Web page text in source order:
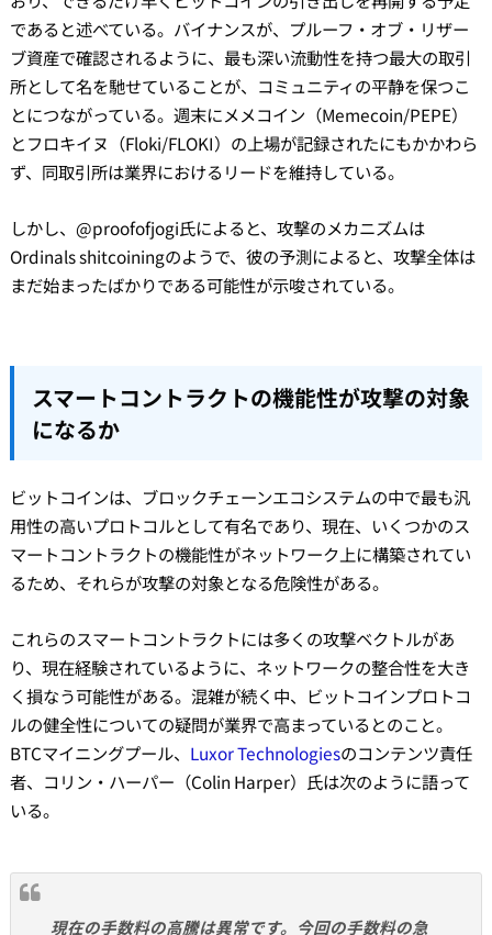
であると述べている。バイナンスが、プルーフ・オブ・リザー
ブ資産で確認されるように、最も深い流動性を持つ最大の取引
所として名を馳せていることが、コミュニティの平静を保つこ
とにつながっている。週末にメメコイン（Memecoin/PEPE）
とフロキイヌ（Floki/FLOKI）の上場が記録されたにもかかわら
ず、同取引所は業界におけるリードを維持している。
しかし、@proofofjogi氏によると、攻撃のメカニズムは
Ordinals shitcoiningのようで、彼の予測によると、攻撃全体は
まだ始まったばかりである可能性が示唆されている。
スマートコントラクトの機能性が攻撃の対象
になるか
ビットコインは、ブロックチェーンエコシステムの中で最も汎
用性の高いプロトコルとして有名であり、現在、いくつかのス
マートコントラクトの機能性がネットワーク上に構築されてい
るため、それらが攻撃の対象となる危険性がある。
これらのスマートコントラクトには多くの攻撃ベクトルがあ
り、現在経験されているように、ネットワークの整合性を大き
く損なう可能性がある。混雑が続く中、ビットコインプロトコ
ルの健全性についての疑問が業界で高まっているとのこと。
BTCマイニングプール、 Luxor Technologiesのコンテンツ責任
者、コリン・ハーパー（Colin Harper）氏は次のように語って
いる。
現在の手数料の高騰は異常です。今回の手数料の急